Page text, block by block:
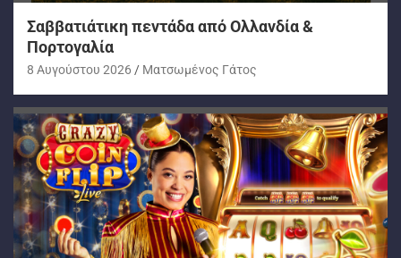
Σαββατιάτικη πεντάδα από Ολλανδία &
Πορτογαλία
8 Αυγούστου 2026 Ματσωμένος Γάτος